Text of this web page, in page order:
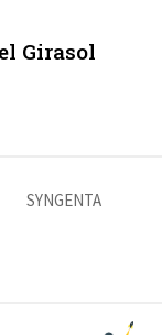
Girasol
SYNGENTA